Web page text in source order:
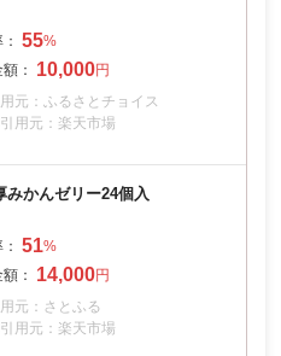
55
10,000
元：ふるさとチョイス
用元：楽天市場
かんゼリー24個入
51
14,000
元：さとふる
用元：楽天市場